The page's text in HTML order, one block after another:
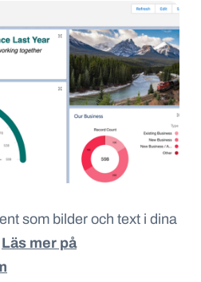
som bilder och text i dina
Läs mer på